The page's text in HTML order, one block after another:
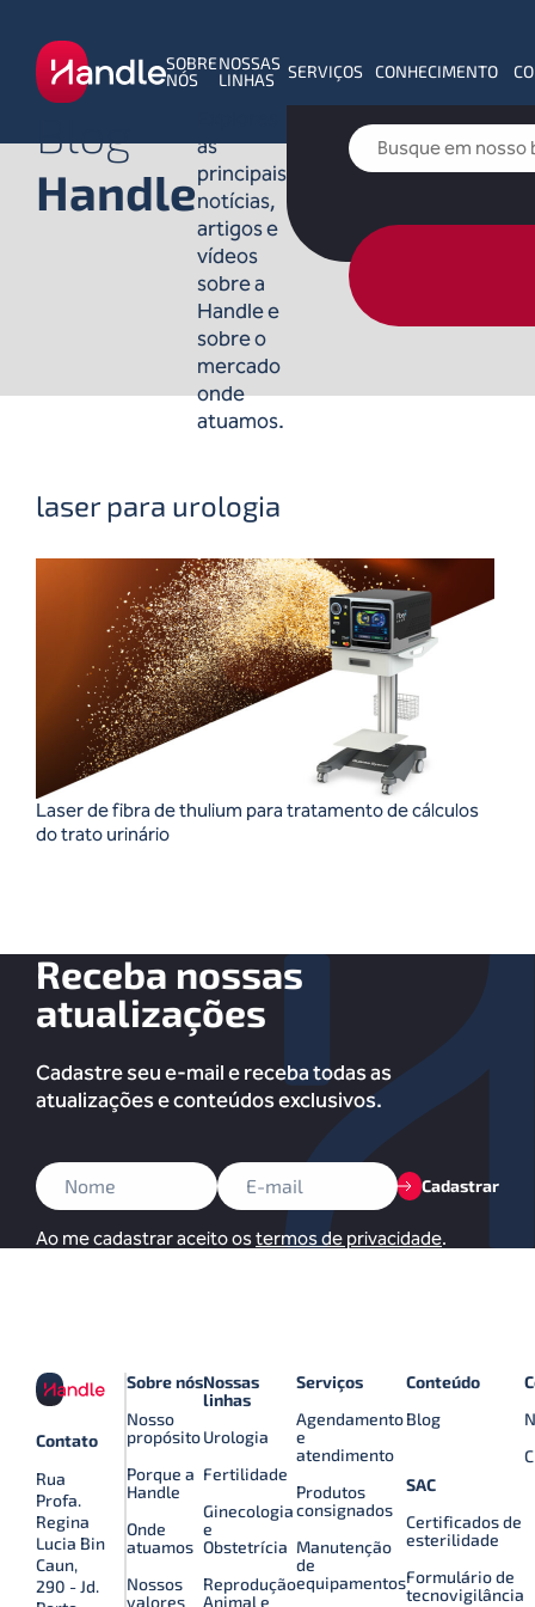
SOBRE
NÓS
NOSSAS
LINHAS
SERVIÇOS CONHECIMENTO
Blog
Handle
as
principais
notícias,
artigos e
vídeos
sobre a
Handle e
sobre o
mercado
onde
atuamos.
laser para urologia
Laser de fibra de thulium para tratamento de cálculos
do trato urinário
Receba nossas
atualizações
Cadastre seu e-mail e receba todas as
atualizações e conteúdos exclusivos.
Cadastrar
Ao me cadastrar aceito ostermos de privacidade.
Contato
Rua
Profa.
Regina
Lucia Bin
Caun,
290 - Jd.
Sobre nós
Nosso
propósito
Porque a
Handle
Onde
atuamos
Nossos
valores
Nossas
linhas
Urologia
Fertilidade
Ginecologia
e
Obstetrícia
Reprodução
Animal e
Serviços
Agendamento
e
atendimento
Produtos
consignados
Manutenção
de
equipamentos
Conteúdo
Blog
SAC
Certificados de
esterilidade
Formulário de
tecnovigilância